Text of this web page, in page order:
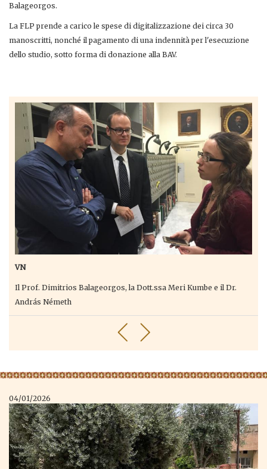
Balageorgos.
La FLP prende a carico le spese di digitalizzazione dei circa 30
manoscritti, nonché il pagamento di una indennità per l'esecuzione
dello studio, sotto forma di donazione alla BAV.
VN
Il Prof. Dimitrios Balageorgos, la Dott.ssa Meri Kumbe e il Dr.
András Németh
04/01/2026